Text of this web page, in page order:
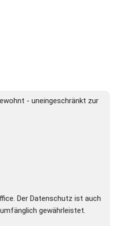
- uneingeschränkt zur
Der Datenschutz ist auch
gewährleistet.